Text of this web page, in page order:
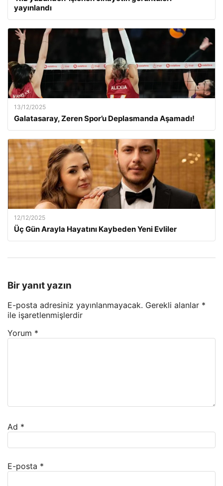
yayınlandı
13/12/2025
Galatasaray, Zeren Spor’u Deplasmanda Aşamadı!
12/12/2025
Üç Gün Arayla Hayatını Kaybeden Yeni Evliler
Bir yanıt yazın
E-posta adresiniz yayınlanmayacak. Gerekli alanlar *
ile işaretlenmişlerdir
Yorum *
Ad *
E-posta *